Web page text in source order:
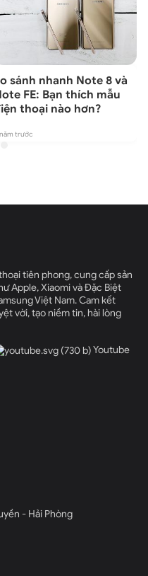
sánh nhanh Note 8 và
FE: Bạn thích mẫu
thoại nào hơn?
trước
tiên phong, cung cấp sản
Apple, Xiaomi và Đặc Biệt
Việt Nam. Cam kết
vời, tạo niềm tin, hài lòng
Youtube
- Hải Phòng